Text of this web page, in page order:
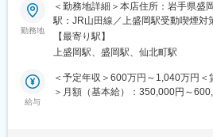
■当社の特徴：
高い健全性を基盤にオーダーメイド
成長！
を抱えています。顧客の資産や家族
ィング型」と呼ばれる営業を展開し
■業務詳細：
銀行法務関連業務
・行内の契約書や法律相談、審査
・訴訟・コンプライアンス対応等
■魅力：
勤務地
＜勤務地詳細＞本店住所：岩手県盛
駅：JR山田線／上盛岡駅受動喫煙対
囲：会社の定める事業所（リモート
【最寄り駅】
上盛岡駅、盛岡駅、仙北町駅
給与
＜予定年収＞600万円～1,040万円
＞月額（基本給）：350,000円～